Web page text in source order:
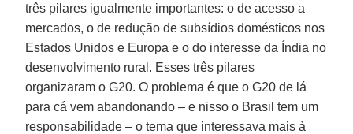
três pilares igualmente importantes: o de acesso a
mercados, o de redução de subsídios domésticos nos
Estados Unidos e Europa e o do interesse da Índia no
desenvolvimento rural. Esses três pilares
organizaram o G20. O problema é que o G20 de lá
para cá vem abandonando – e nisso o Brasil tem um
responsabilidade – o tema que interessava mais à